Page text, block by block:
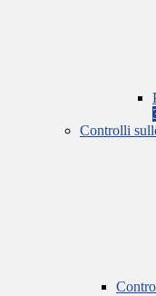
Controlli